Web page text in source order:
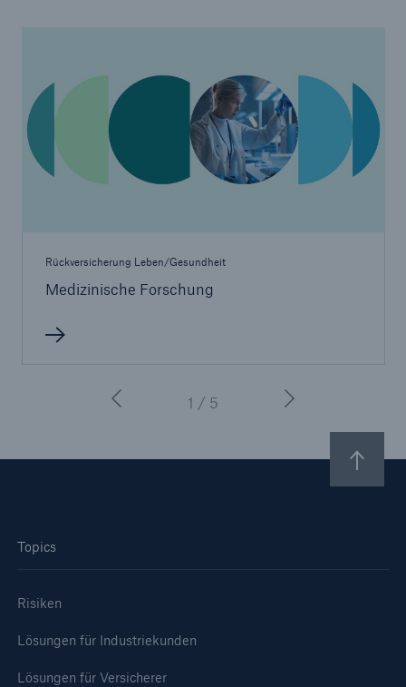
Rückversicherung Leben/Gesundheit
Medizinische Forschung
1 / 5
Topics
Risiken
Lösungen für Industriekunden
Lösungen für Versicherer